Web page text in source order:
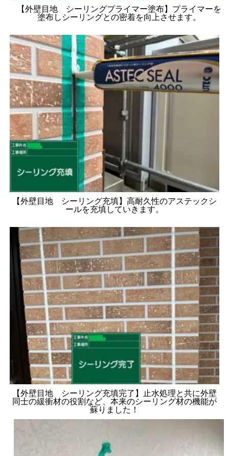
【外壁目地 シーリングプライマー塗布】プライマーを
塗布しシーリングとの密着を向上させます。
【外壁目地 シーリング充填】高耐久性のアステックシ
ールを充填していきます。
【外壁目地 シーリング充填完了】止水処理と共に外壁
同士の緩衝材の役割など、本来のシーリング材の機能が
蘇りました！